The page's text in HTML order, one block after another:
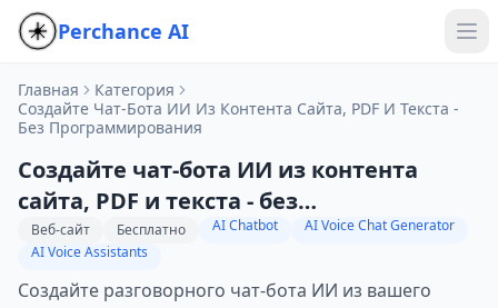
Perchance AI
Главная
Категория
Создайте Чат-Бота ИИ Из Контента Сайта, PDF И Текста -
Без Программирования
Создайте чат-бота ИИ из контента
сайта, PDF и текста - без
программирования
Веб-сайт Бесплатно AI Chatbot
AI Voice Chat Generator
AI Voice Assistants
Создайте разговорного чат-бота ИИ из вашего